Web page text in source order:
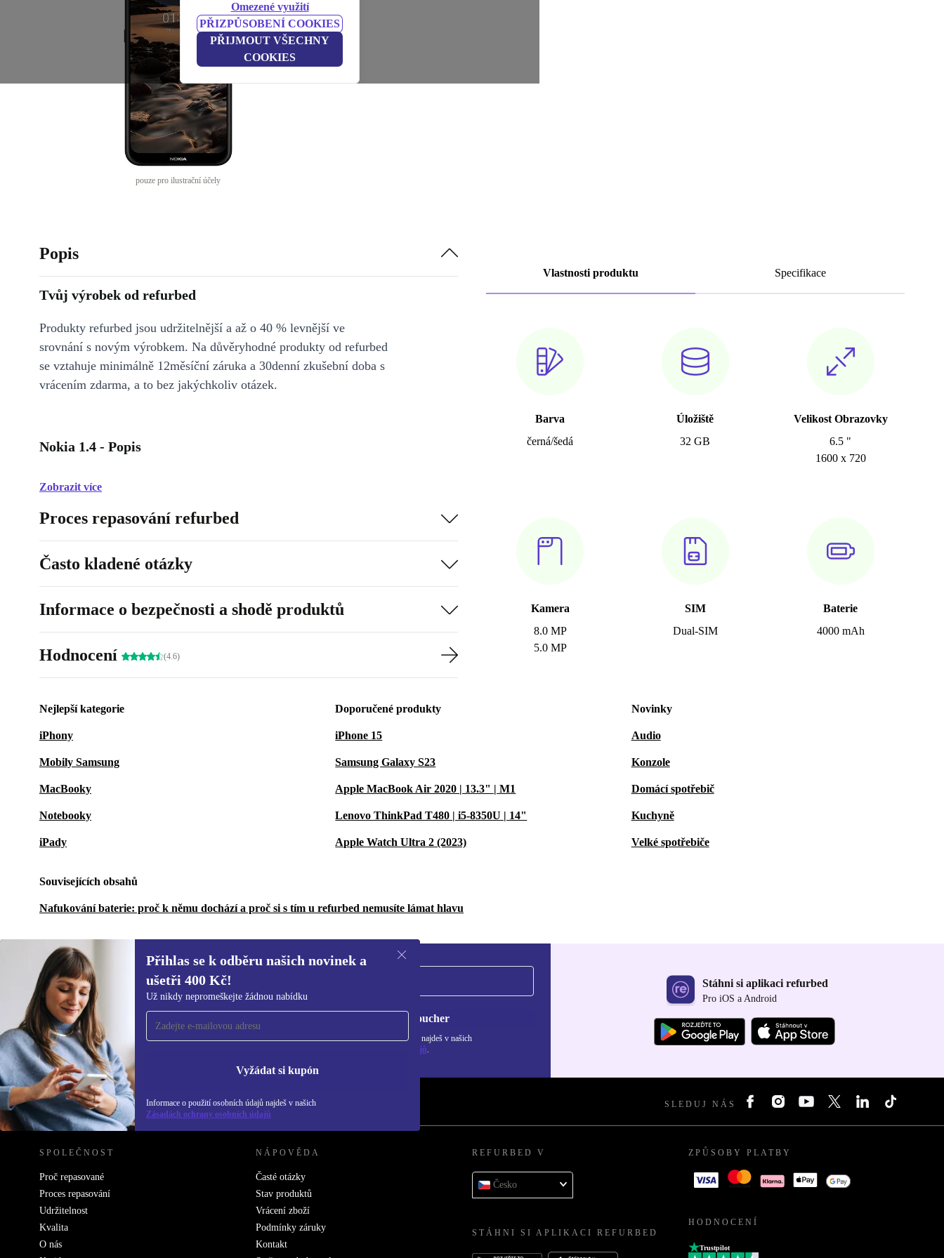
Omezené využití
PŘIZPŮSOBENÍ COOKIES
PŘIJMOUT VŠECHNY
COOKIES
pouze pro ilustrační účely
Vlastnosti produktu Specifikace
Barva
černá/šedá
Úložiště
32 GB
Velikost Obrazovky
6.5 "
1600 x 720
Kamera
8.0 MP
5.0 MP
SIM
Dual-SIM
Baterie
4000 mAh
Popis
Tvůj výrobek od refurbed
Produkty refurbed jsou udržitelnější a až o 40 % levnější ve
srovnání s novým výrobkem. Na důvěryhodné produkty od refurbed
se vztahuje minimálně 12měsíční záruka a 30denní zkušební doba s
vrácením zdarma, a to bez jakýchkoliv otázek.
Nokia 1.4 - Popis
Zobrazit více
Proces repasování refurbed
Často kladené otázky
Informace o bezpečnosti a shodě produktů
Hodnocení (4.6)
Nejlepší kategorie
iPhony
Mobily Samsung
MacBooky
Notebooky
iPady
Doporučené produkty
iPhone 15
Samsung Galaxy S23
Apple MacBook Air 2020 | 13.3" | M1
Lenovo ThinkPad T480 | i5-8350U | 14"
Apple Watch Ultra 2 (2023)
Novinky
Audio
Konzole
Domácí spotřebič
Kuchyně
Velké spotřebiče
Souvisejících obsahů
Nafukování baterie: proč k němu dochází a proč si s tím u refurbed nemusíte lámat hlavu
Přihlas se k odběru našich novinek a
ušetři 400 Kč!
Už nikdy nepromeškejte žádnou nabídku
Vyžádat si kupón
Informace o použití osobních údajů najdeš v našich
Zásadách ochrany osobních údajů
Přihlas se k odběru našich novinek a
ušetři 400 Kč!
Už nikdy nepromeškej žádnou nabídku.
Chci voucher
Informace o použití osobních údajů najdeš v našich
Zásadách ochrany osobních údajů.
Stáhni si aplikaci refurbed
Pro iOS a Android
REFURBED ČESKO - RETHINK NEW. SLEDUJ NÁS
SPOLEČNOST
Proč repasované
Proces repasování
Udržitelnost
Kvalita
O nás
NÁPOVĚDA
Časté otázky
Stav produktů
Vrácení zboží
Podmínky záruky
Kontakt
REFURBED V
Česko
STÁHNI SI APLIKACI REFURBED
ZPŮSOBY PLATBY
HODNOCENÍ
Trustpilot